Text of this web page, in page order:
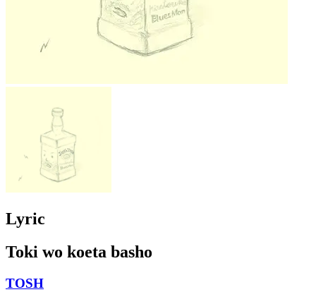
Lyric
Toki wo koeta basho
TOSH